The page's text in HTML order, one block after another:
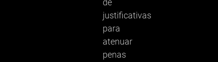
de
justificativas
para
atenuar
penas